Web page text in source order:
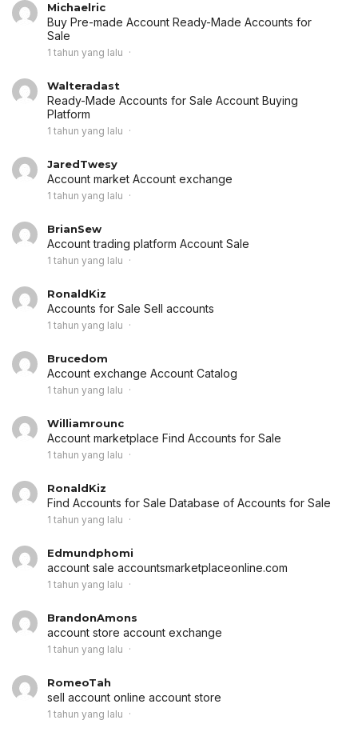
Michaelric
Buy Pre-made Account Ready-Made Accounts for
Sale
1 tahun yang lalu
Walteradast
Ready-Made Accounts for Sale Account Buying
Platform
1 tahun yang lalu
JaredTwesy
Account market Account exchange
1 tahun yang lalu
BrianSew
Account trading platform Account Sale
1 tahun yang lalu
RonaldKiz
Accounts for Sale Sell accounts
1 tahun yang lalu
Brucedom
Account exchange Account Catalog
1 tahun yang lalu
Williamrounc
Account marketplace Find Accounts for Sale
1 tahun yang lalu
RonaldKiz
Find Accounts for Sale Database of Accounts for Sale
1 tahun yang lalu
Edmundphomi
account sale accountsmarketplaceonline.com
1 tahun yang lalu
BrandonAmons
account store account exchange
1 tahun yang lalu
RomeoTah
sell account online account store
1 tahun yang lalu